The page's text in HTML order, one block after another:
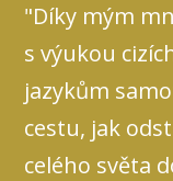
"Díky mým
s výukou
jazykům
cestu, jak
celého světa